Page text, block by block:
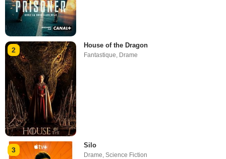
2
House of the Dragon
Fantastique Drame
3
Silo
Drame,Science Fiction